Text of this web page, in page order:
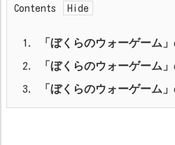
Contents
1. 「ぼくらのウォーゲーム
2. 「ぼくらのウォーゲーム
3. 「ぼくらのウォーゲーム